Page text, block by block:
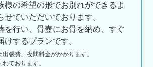
様の希望の形でお別れができるよ
せていただいております。
を行い、骨壺にお骨を納め、すぐ
けするプランです。
出張費、夜間料金がかかります。
ております。